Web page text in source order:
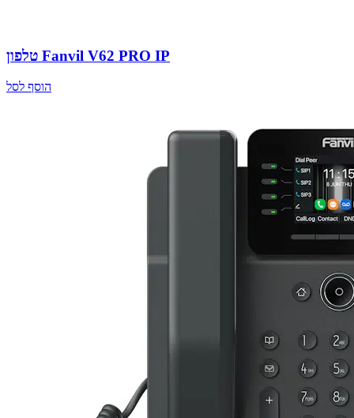
טלפון Fanvil V62 PRO IP
הוסף לסל